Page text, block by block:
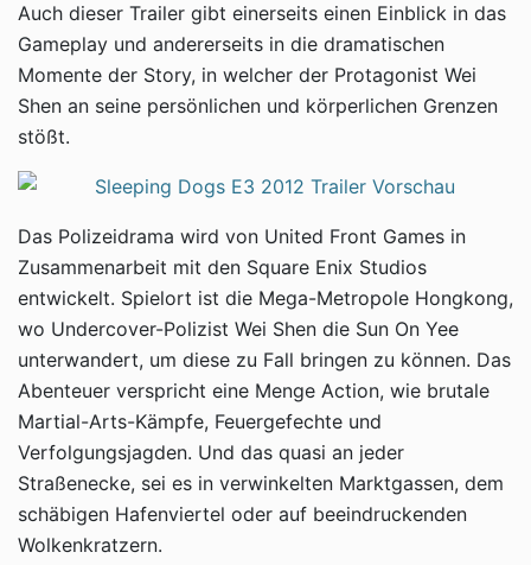
Auch dieser Trailer gibt einerseits einen Einblick in das
Gameplay und andererseits in die dramatischen
Momente der Story, in welcher der Protagonist Wei
Shen an seine persönlichen und körperlichen Grenzen
stößt.
Das Polizeidrama wird von United Front Games in
Zusammenarbeit mit den Square Enix Studios
entwickelt. Spielort ist die Mega-Metropole Hongkong,
wo Undercover-Polizist Wei Shen die Sun On Yee
unterwandert, um diese zu Fall bringen zu können. Das
Abenteuer verspricht eine Menge Action, wie brutale
Martial-Arts-Kämpfe, Feuergefechte und
Verfolgungsjagden. Und das quasi an jeder
Straßenecke, sei es in verwinkelten Marktgassen, dem
schäbigen Hafenviertel oder auf beeindruckenden
Wolkenkratzern.